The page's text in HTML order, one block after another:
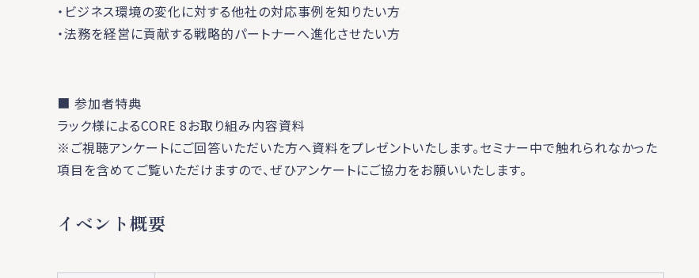
・ビジネス環境の変化に対する他社の対応事例を知りたい方
・法務を経営に貢献する戦略的パートナーへ進化させたい方
■ 参加者特典
ラック様によるCORE 8お取り組み内容資料
※ご視聴アンケートにご回答いただいた方へ資料をプレゼントいたします。セミナー中で触れられなかった
項目を含めてご覧いただけますので、ぜひアンケートにご協力をお願いいたします。
イベント概要